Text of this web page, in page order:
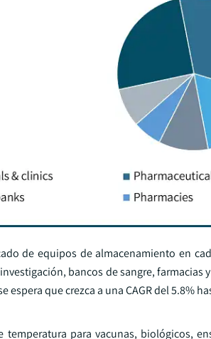
de equipos de almacenamiento en
bancos de sangre,
espera que crezca a una CAGR del 5.8%
temperatura para vacunas, biológicos,